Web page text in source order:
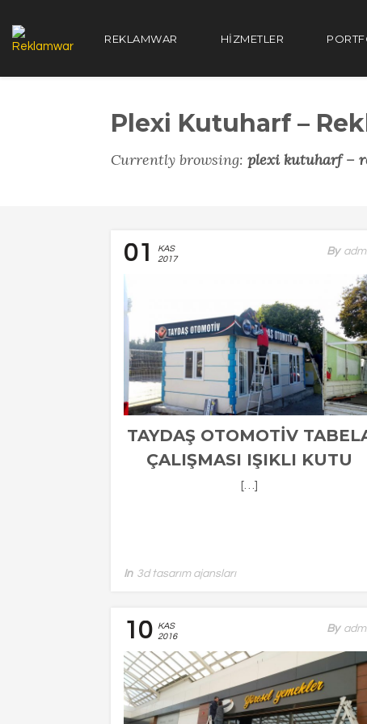
REKLAMWAR HIZMETLER
Plexi Kutuharf –
Currently browsing: plexi kutuharf –
01
KAS
2017
By
TAYDAŞ OTOMOTIV
ÇALIŞMASI IŞIKLI KUTU
HARF TABELA
[…]
In 3d tasarım ajansları
10
KAS
2016
By